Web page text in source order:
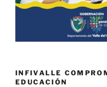
INFIVALLE
EDUCACIÓN